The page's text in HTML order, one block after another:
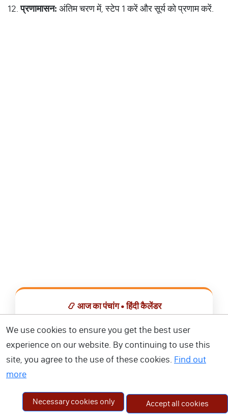
प्रणामासन: अंतिम चरण में, स्टेप 1 करें और सूर्य को प्रणाम करें.
📿 आज का पंचांग • हिंदी कैलेंडर
📅 हिंदी कैलेंडर ऐप डाउनलोड करें
We use cookies to ensure you get the best user
experience on our website. By continuing to use this
site, you agree to the use of these cookies. Find out
more
Necessary cookies only Accept all cookies